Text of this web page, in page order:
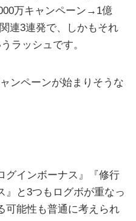
万キャンペーン→1億
連3連発で、しかもそれ
ラッシュです。
ンペーンが始まりそうな
グインボーナス』『修行
』と3つもログボが重なっ
可能性も普通に考えられ